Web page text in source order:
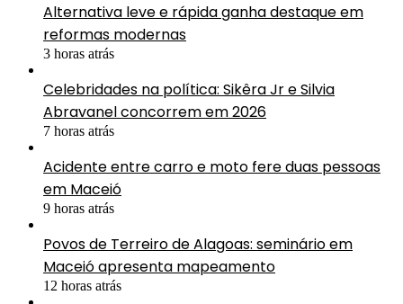
Alternativa leve e rápida ganha destaque em
reformas modernas
3 horas atrás
Celebridades na política: Sikêra Jr e Silvia
Abravanel concorrem em 2026
7 horas atrás
Acidente entre carro e moto fere duas pessoas
em Maceió
9 horas atrás
Povos de Terreiro de Alagoas: seminário em
Maceió apresenta mapeamento
12 horas atrás